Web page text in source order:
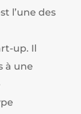
l’une des
up. Il
à une